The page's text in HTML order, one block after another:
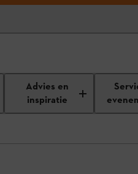
Advies en
inspiratie